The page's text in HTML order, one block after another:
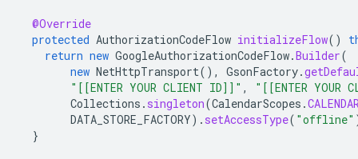
@Override
protected AuthorizationCodeFlow initializeFlow()
return new GoogleAuthorizationCodeFlow.Builder(
new NetHttpTransport(), GsonFactory.
"[[ENTER YOUR CLIENT ID]]" ,
"[[ENTER YOUR
Collections . singleton(CalendarScopes .
DATA_STORE_FACTORY). setAccessType( "offline"
}